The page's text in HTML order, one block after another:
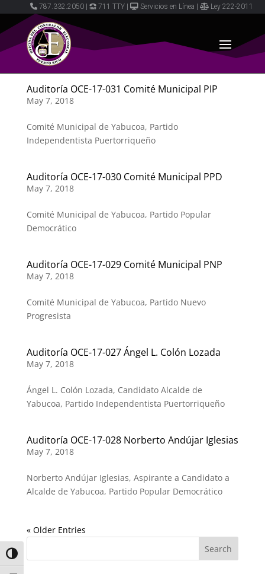
Toggle High Contrast
787.332.2050 711 TTY Servicios en Línea Ley 222-2011
Auditoría OCE-17-031 Comité Municipal PIP
May 7, 2018
Comité Municipal de Yabucoa, Partido
Independentista Puertorriqueño
Auditoría OCE-17-030 Comité Municipal PPD
May 7, 2018
Comité Municipal de Yabucoa, Partido Popular
Democrático
Auditoría OCE-17-029 Comité Municipal PNP
May 7, 2018
Comité Municipal de Yabucoa, Partido Nuevo
Progresista
Auditoría OCE-17-027 Ángel L. Colón Lozada
May 7, 2018
Ángel L. Colón Lozada, Candidato Alcalde de
Yabucoa, Partido Independentista Puertorriqueño
Auditoría OCE-17-028 Norberto Andújar Iglesias
May 7, 2018
Norberto Andújar Iglesias, Aspirante a Candidato a
Alcalde de Yabucoa, Partido Popular Democrático
« Older Entries